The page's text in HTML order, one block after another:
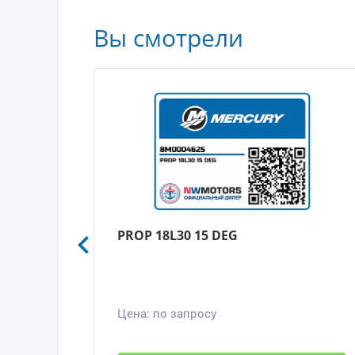
Вы смотрели
PROP 18L30 15 DEG
Цена: по запросу